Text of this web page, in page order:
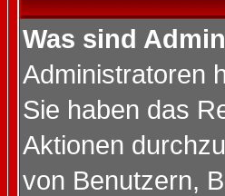
Was sind
Administratoren
Sie haben das
Aktionen
von Benutzern,